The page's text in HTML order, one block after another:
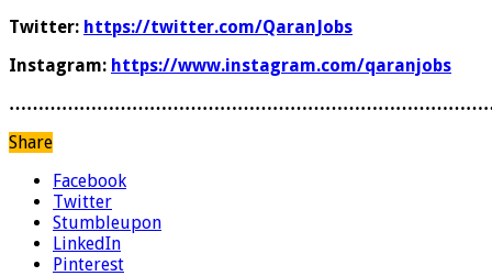
Twitter: https://twitter.com/QaranJobs
Instagram: https://www.instagram.com/qaranjobs
Share
Facebook
Twitter
Stumbleupon
LinkedIn
Pinterest